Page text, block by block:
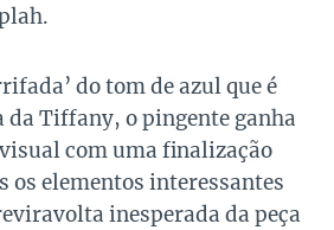
do tom de azul que é
Tiffany, o pingente ganha
com uma finalização
os elementos interessantes
inesperada da peça